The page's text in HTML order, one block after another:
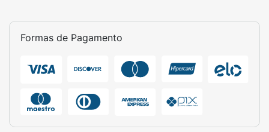
Formas de Pagamento